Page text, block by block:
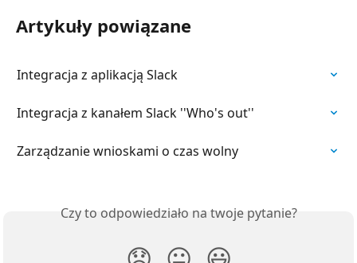
Artykuły powiązane
Integracja z aplikacją Slack
Integracja z kanałem Slack ''Who's out''
Zarządzanie wnioskami o czas wolny
Czy to odpowiedziało na twoje pytanie?